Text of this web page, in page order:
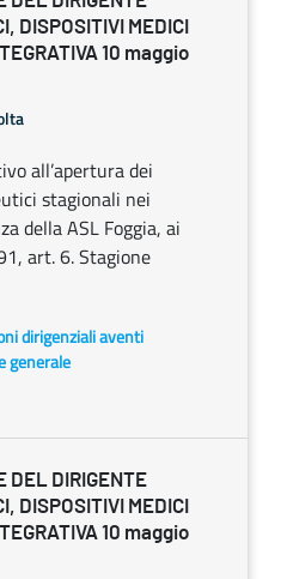
DISPOSITIVI MEDICI
10 maggio
all’apertura dei
stagionali nei
della ASL Foggia, ai
art. 6. Stagione
dirigenziali aventi
generale
DEL DIRIGENTE
DISPOSITIVI MEDICI
10 maggio